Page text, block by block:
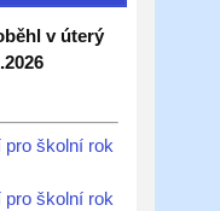
v úterý
školní rok
školní rok